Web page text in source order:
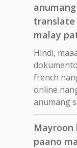
translate
malay
Hindi,
french
online
anumang
paano